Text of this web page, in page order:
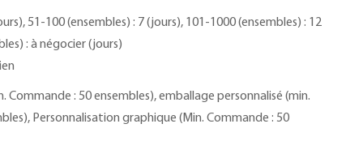
51-100 (ensembles) : 7 (jours), 101-1000 (ensembles) : 12
: à négocier (jours)
Commande : 50 ensembles), emballage personnalisé (min.
Personnalisation graphique (Min. Commande : 50